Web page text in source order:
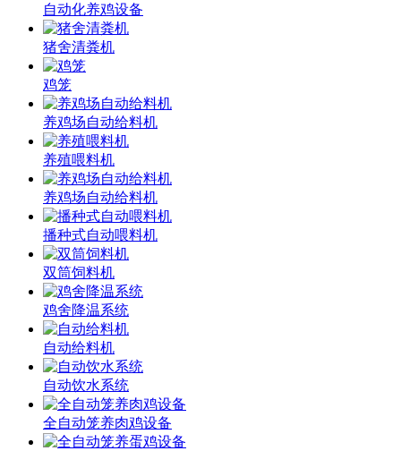
自动化养鸡设备
猪舍清粪机
鸡笼
养鸡场自动给料机
养殖喂料机
养鸡场自动给料机
播种式自动喂料机
双筒饲料机
鸡舍降温系统
自动给料机
自动饮水系统
全自动笼养肉鸡设备